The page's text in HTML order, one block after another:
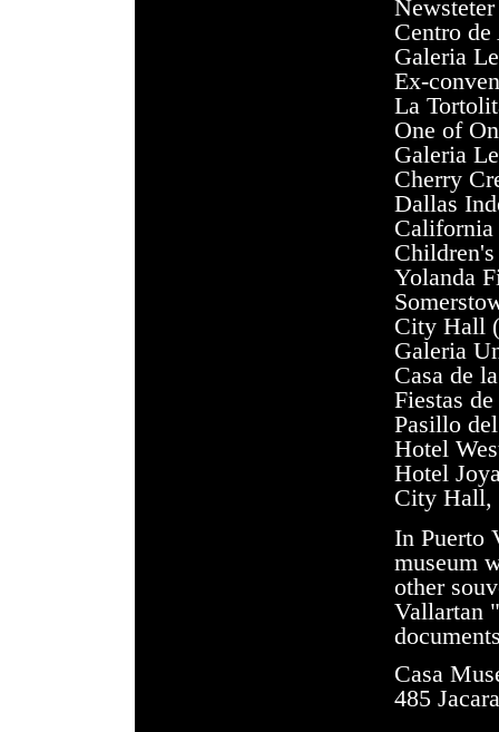
Newsteter
Centro
Galeria
Ex-
La
One of
Galeria
Cherry
Dallas
Children's
Yolanda
City Hall
Galeria
Casa de
Fiestas
Pasillo
Hotel
Hotel
City Hall,
InPuerto
museum
other
Vallartan
Casa
485